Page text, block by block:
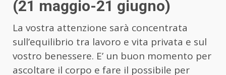
(21 maggio-21 giugno)
La vostra attenzione sarà concentrata
sull’equilibrio tra lavoro e vita privata e sul
vostro benessere. E’ un buon momento per
ascoltare il corpo e fare il possibile per